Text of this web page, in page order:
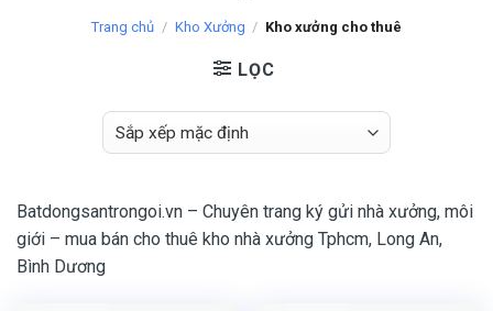
Trang chủ / Kho Xưởng / Kho xưởng cho thuê
LỌC
Batdongsantrongoi.vn – Chuyên trang ký gửi nhà xưởng, môi
giới – mua bán cho thuê kho nhà xưởng Tphcm, Long An,
Bình Dương